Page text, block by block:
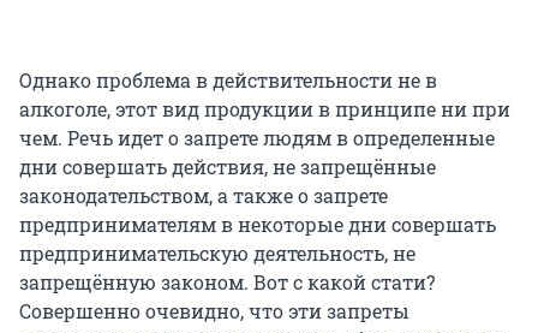
Однако проблема в действительности не в
алкоголе, этот вид продукции в принципе ни при
чем. Речь идет о запрете людям в определенные
дни совершать действия, не запрещённые
законодательством, а также о запрете
предпринимателям в некоторые дни совершать
предпринимательскую деятельность, не
запрещённую законом. Вот с какой стати?
Совершенно очевидно, что эти запреты